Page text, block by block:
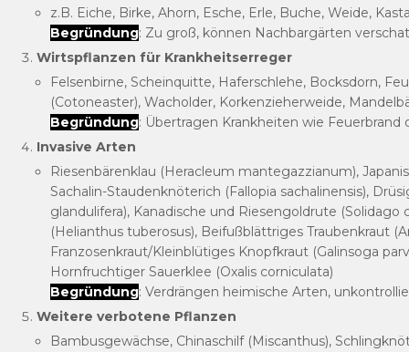
z.B. Eiche, Birke, Ahorn, Esche, Erle, Buche, Weide,
Begründung: Zu groß, können Nachbargärten
Wirtspflanzen für Krankheitserreger
Felsenbirne, Scheinquitte, Haferschlehe, Bocksdorn,
(Cotoneaster), Wacholder, Korkenzieherweide,
Begründung: Übertragen Krankheiten wie
Invasive Arten
Riesenbärenklau (Heracleum mantegazzianum),
Sachalin-Staudenknöterich (Fallopia sachalinensis),
glandulifera), Kanadische und Riesengoldrute
(Helianthus tuberosus), Beifußblättriges Traubenkraut
Franzosenkraut/Kleinblütiges Knopfkraut (Galinsoga
Hornfruchtiger Sauerklee (Oxalis corniculata)
Begründung: Verdrängen heimische Arten,
Weitere verbotene Pflanzen
Bambusgewächse, Chinaschilf (Miscanthus),